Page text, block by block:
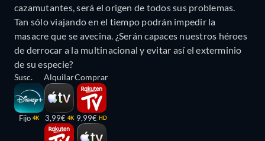
cazamutantes, será el origen de todos sus problemas.
Tan sólo viajando en el tiempo podrán impedir la
masacre que se avecina. ¿Serán capaces nuestros héroes
de derrocar a la multinacional y evitar así el exterminio
de su especie?
Susc.
Fijo 4K
Alquilar
3,99€ 4K
Comprar
9,99€ HD